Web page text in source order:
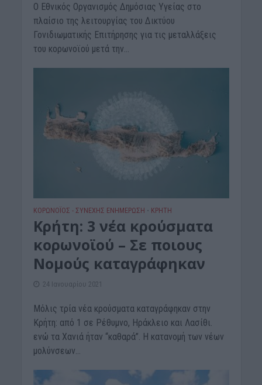
Ο Εθνικός Οργανισμός Δημόσιας Υγείας στο
πλαίσιο της λειτουργίας του Δικτύου
Γονιδιωματικής Επιτήρησης για τις μεταλλάξεις
του κορωνοϊού μετά την...
ΚΟΡΩΝΟΪΟΣ - ΣΥΝΕΧΗΣ ΕΝΗΜΕΡΩΣΗ • ΚΡΗΤΗ
Κρήτη: 3 νέα κρούσματα
κορωνοϊού – Σε ποιους
Νομούς καταγράφηκαν
24 Ιανουαρίου 2021
Μόλις τρία νέα κρούσματα καταγράφηκαν στην
Κρήτη: από 1 σε Ρέθυμνο, Ηράκλειο και Λασίθι.
ενώ τα Χανιά ήταν “καθαρά”. Η κατανομή των νέων
μολύνσεων...